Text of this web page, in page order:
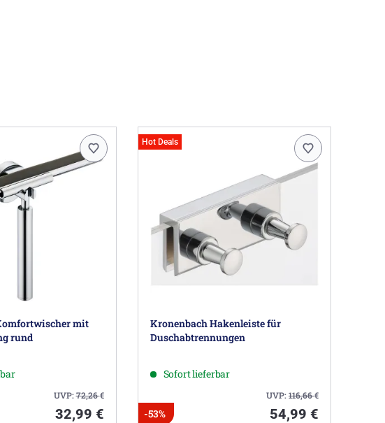
mit
rund
UVP:72,26€
32,99 €
Hot Deals
Kronenbach Hakenleiste für
Duschabtrennungen
Sofort lieferbar
UVP:116,66€
-53% 54,99 €